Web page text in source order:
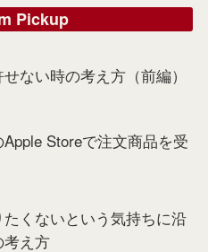
Pickup
ない時の考え方（前編）
Storeで注文商品を受
くないという気持ちに沿
考え方